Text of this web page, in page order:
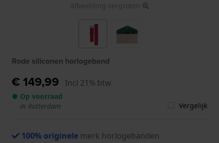
Afbeelding vergroten
Rode siliconen horlogeband
€ 149,99 Incl 21% btw
● Op voorraad
in Rotterdam
Vergelijk
100% originele merk horlogebanden